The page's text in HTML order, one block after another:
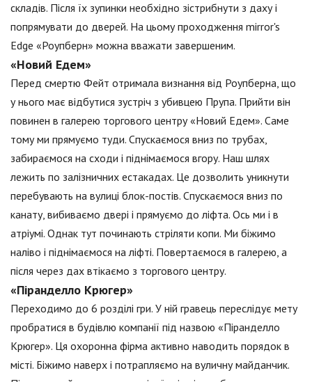
складів. Після їх зупинки необхідно зістрибнути з даху і
попрямувати до дверей. На цьому проходження mirror's
Edge «Роупберн» можна вважати завершеним.
«Новий Едем»
Перед смертю Фейт отримала визнання від Роупберна, що
у нього має відбутися зустріч з убивцею Прупа. Прийти він
повинен в галерею торгового центру «Новий Едем». Саме
тому ми прямуємо туди. Спускаємося вниз по трубах,
забираємося на сходи і піднімаємося вгору. Наш шлях
лежить по залізничних естакадах. Це дозволить уникнути
перебувають на вулиці блок-постів. Спускаємося вниз по
канату, вибиваємо двері і прямуємо до ліфта. Ось ми і в
атріумі. Однак тут починають стріляти копи. Ми біжимо
наліво і піднімаємося на ліфті. Повертаємося в галерею, а
після через дах втікаємо з торгового центру.
«Піранделло Крюгер»
Переходимо до 6 розділі гри. У ній гравець переслідує мету
пробратися в будівлю компанії під назвою «Піранделло
Крюгер». Ця охоронна фірма активно наводить порядок в
місті. Біжимо наверх і потрапляємо на вуличну майданчик.